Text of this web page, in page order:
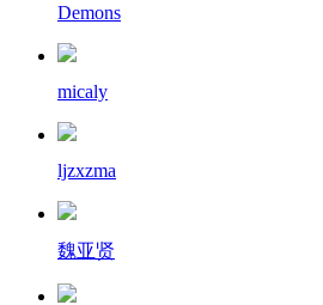
Demons
micaly
ljzxzma
魏亚贤